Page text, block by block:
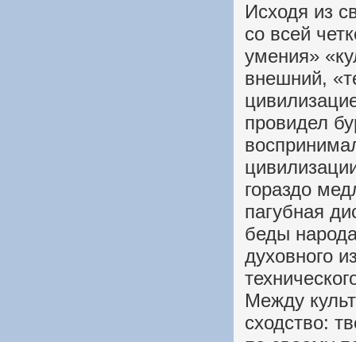
Исходя из
со всей
умения»
внешний,
провидел
гораздо
пагубная
беды
духовного
Между
сходство: